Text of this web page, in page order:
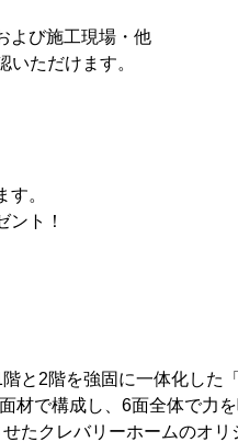
よび施工現場・他
ただけます。
。
ント！
と2階を強固に一体化した
材で構成し、6面全体で力
たクレバリーホームのオリ